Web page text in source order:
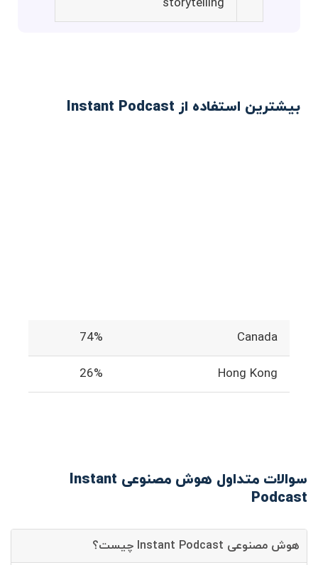
بیشترین استفاده از Instant Podcast
Canada
74%
Hong Kong
26%
سوالات متداول هوش مصنوعی Instant
Podcast
هوش مصنوعی Instant Podcast چیست؟